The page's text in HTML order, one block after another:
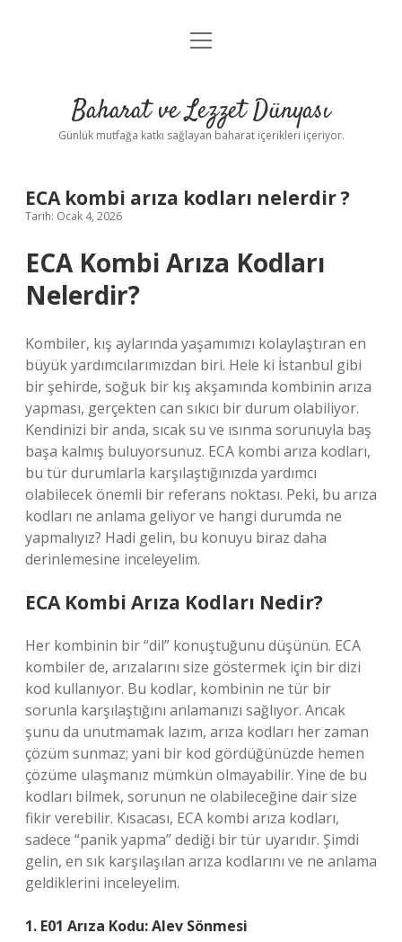
Anasayfa
Yasal Uyarı
menüyü
Baharat ve Lezzet Dünyası
Günlük mutfağa katkı sağlayan baharat içerikleri içeriyor.
ECA kombi arıza kodları nelerdir ?
Tarih: Ocak 4, 2026
ECA Kombi Arıza Kodları
Nelerdir?
Kombiler, kış aylarında yaşamımızı kolaylaştıran en
büyük yardımcılarımızdan biri. Hele ki İstanbul gibi
bir şehirde, soğuk bir kış akşamında kombinin arıza
yapması, gerçekten can sıkıcı bir durum olabiliyor.
Kendinizi bir anda, sıcak su ve ısınma sorunuyla baş
başa kalmış buluyorsunuz. ECA kombi arıza kodları,
bu tür durumlarla karşılaştığınızda yardımcı
olabilecek önemli bir referans noktası. Peki, bu arıza
kodları ne anlama geliyor ve hangi durumda ne
yapmalıyız? Hadi gelin, bu konuyu biraz daha
derinlemesine inceleyelim.
ECA Kombi Arıza Kodları Nedir?
Her kombinin bir “dil” konuştuğunu düşünün. ECA
kombiler de, arızalarını size göstermek için bir dizi
kod kullanıyor. Bu kodlar, kombinin ne tür bir
sorunla karşılaştığını anlamanızı sağlıyor. Ancak
şunu da unutmamak lazım, arıza kodları her zaman
çözüm sunmaz; yani bir kod gördüğünüzde hemen
çözüme ulaşmanız mümkün olmayabilir. Yine de bu
kodları bilmek, sorunun ne olabileceğine dair size
fikir verebilir. Kısacası, ECA kombi arıza kodları,
sadece “panik yapma” dediği bir tür uyarıdır. Şimdi
gelin, en sık karşılaşılan arıza kodlarını ve ne anlama
geldiklerini inceleyelim.
1. E01 Arıza Kodu: Alev Sönmesi